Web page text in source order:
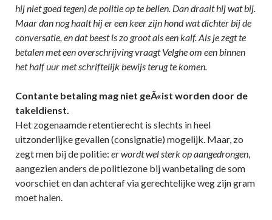
hij niet goed tegen) de politie op te bellen. Dan draait hij wat bij.
Maar dan nog haalt hij er een keer zijn hond wat dichter bij de
conversatie, en dat beest is zo groot als een kalf. Als je zegt te
betalen met een overschrijving vraagt Velghe om een binnen
het half uur met schriftelijk bewijs terug te komen.
Contante betaling mag niet geÃ«ist worden door de
takeldienst.
Het zogenaamde retentierecht is slechts in heel
uitzonderlijke gevallen (consignatie) mogelijk. Maar, zo
zegt men bij de politie: er wordt wel sterk op aangedrongen,
aangezien anders de politiezone bij wanbetaling de som
voorschiet en dan achteraf via gerechtelijke weg zijn gram
moet halen.